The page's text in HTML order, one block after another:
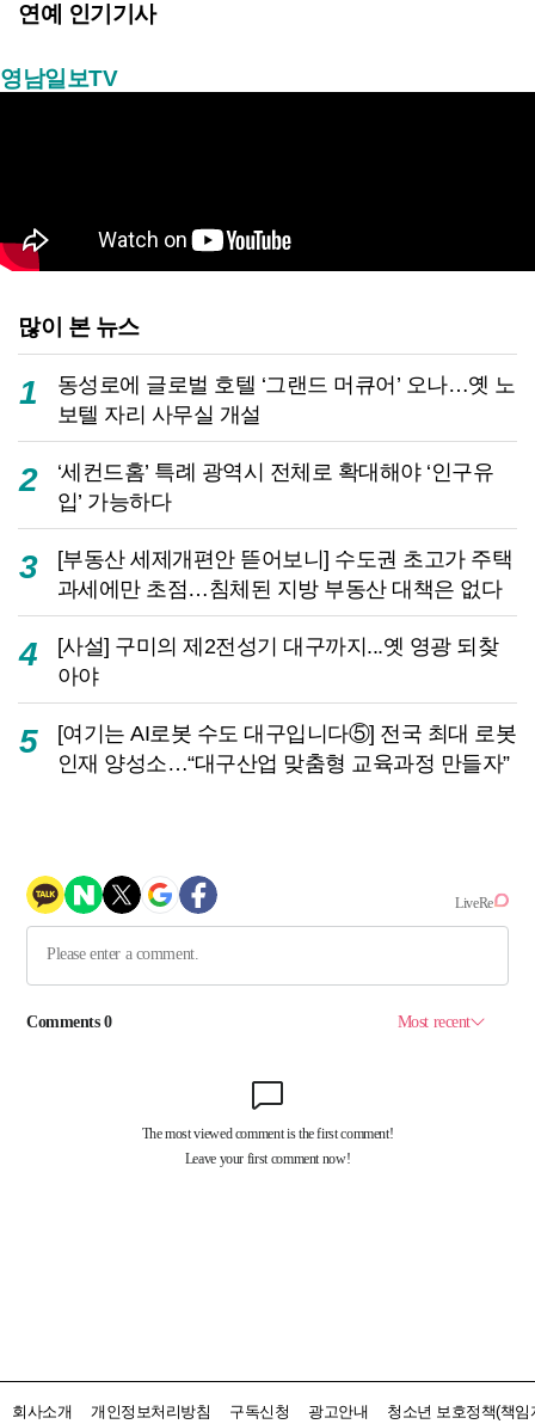
연예 인기기사
영남일보TV
많이 본 뉴스
1
동성로에 글로벌 호텔 ‘그랜드 머큐어’ 오나…옛 노
보텔 자리 사무실 개설
2
‘세컨드홈’ 특례 광역시 전체로 확대해야 ‘인구유
입’ 가능하다
3
[부동산 세제개편안 뜯어보니] 수도권 초고가 주택
과세에만 초점…침체된 지방 부동산 대책은 없다
4
[사설] 구미의 제2전성기 대구까지...옛 영광 되찾
아야
5
[여기는 AI로봇 수도 대구입니다⑤] 전국 최대 로봇
인재 양성소…“대구산업 맞춤형 교육과정 만들자”
회사소개 개인정보처리방침 구독신청 광고안내 청소년 보호정책(책임